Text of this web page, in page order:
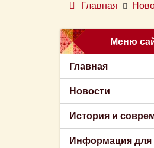
Главная
Меню
Главная
Новости
История и
Информация для